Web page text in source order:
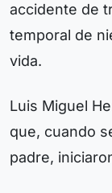
accidente de
temporal de
vida.
Luis Miguel
que, cuando
padre,